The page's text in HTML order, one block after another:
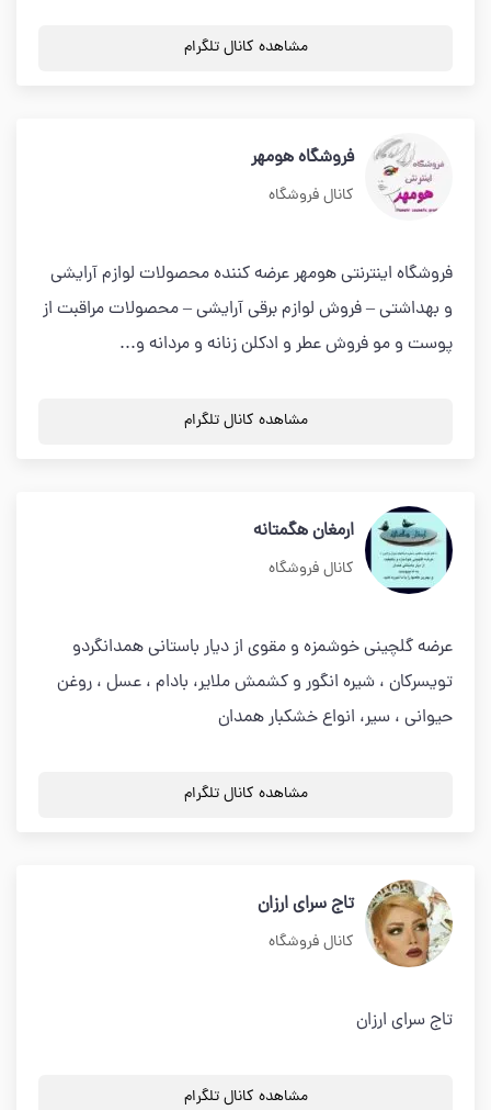
مشاهده کانال تلگرام
فروشگاه هومهر
کانال فروشگاه
فروشگاه اینترنتی هومهر عرضه کننده محصولات لوازم آرایشی
و بهداشتی – فروش لوازم برقی آرایشی – محصولات مراقبت از
پوست و مو فروش عطر و ادکلن زنانه و مردانه و...
مشاهده کانال تلگرام
ارمغان هگمتانه
کانال فروشگاه
عرضه گلچینی خوشمزه و مقوی از دیار باستانی همدانگردو
تویسرکان ، شیره انگور و کشمش ملایر، بادام ، عسل ، روغن
حیوانی ، سیر، انواع خشکبار همدان
مشاهده کانال تلگرام
تاج سرای ارزان
کانال فروشگاه
تاج سرای ارزان
مشاهده کانال تلگرام